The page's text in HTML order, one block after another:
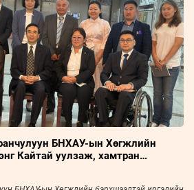
БНХАУ-ын Хөгжлийн
Кайтай уулзаж, хамтран